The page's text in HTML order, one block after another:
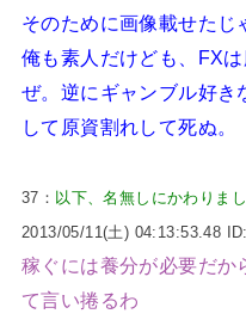
そのために画像載せたじ
俺も素人だけども、FX
ぜ。逆にギャンブル好き
して原資割れして死ぬ。
37： 以下、名無しにかわりま
2013/05/11(土) 04:13:53.48
稼ぐには養分が必要だか
て言い捲るわ